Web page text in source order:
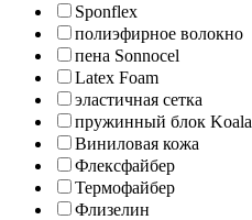
Sponflex
полиэфирное волокно
пена Sonnocel
Latex Foam
эластичная сетка
пружинный блок Koala
Виниловая кожа
Флексфайбер
Термофайбер
Флизелин